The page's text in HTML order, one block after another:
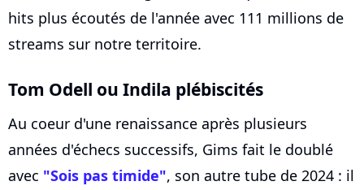
hits plus écoutés de l'année avec 111 millions de
streams sur notre territoire.
Tom Odell ou Indila plébiscités
Au coeur d'une renaissance après plusieurs
années d'échecs successifs, Gims fait le doublé
avec "Sois pas timide", son autre tube de 2024 : il